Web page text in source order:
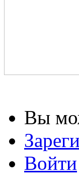
Вы
Войти